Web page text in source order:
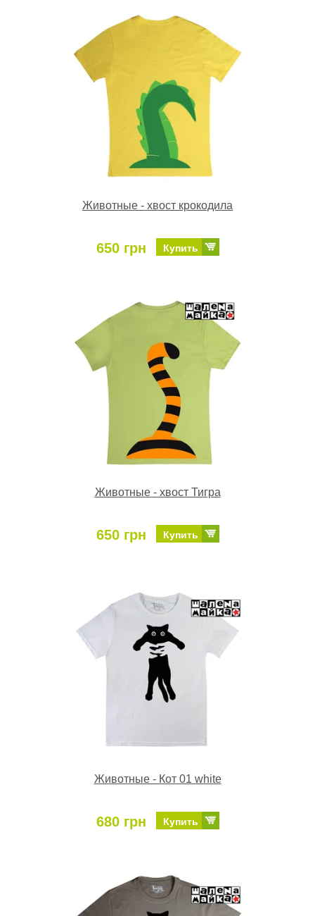
Животные - хвост крокодила
650 грн Купить
Животные - хвост Тигра
650 грн Купить
Животные - Кот 01 white
680 грн Купить